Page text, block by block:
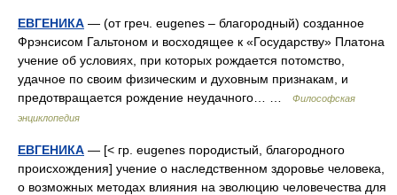
ЕВГЕНИКА — (от греч. eugenes – благородный) созданное
Фрэнсисом Гальтоном и восходящее к «Государству» Платона
учение об условиях, при которых рождается потомство,
удачное по своим физическим и духовным признакам, и
предотвращается рождение неудачного… …
Философская
энциклопедия
ЕВГЕНИКА — [< гр. eugenes породистый, благородного
происхождения] учение о наследственном здоровье человека,
о возможных методах влияния на эволюцию человечества для